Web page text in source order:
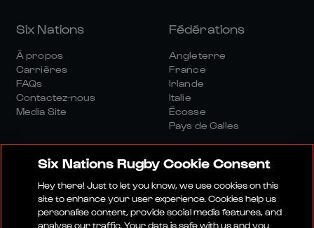
Six Nations
À propos
Carrières
FAQs
Contactez-nous
Media Site
Fédérations
Angleterre
France
Irlande
Italie
Écosse
Pays de Galles
Site Média Conditions Générales
Six Nations Rugby Cookie Consent
Hey there! Just to let you know, we use cookies on this
site to enhance your user experience. Cookies help us
personalise content, provide social media features, and
analyse our traffic. Your data is safe with us and you